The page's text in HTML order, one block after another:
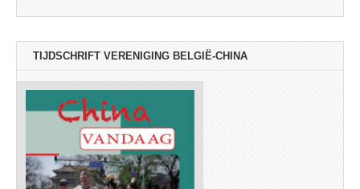
TIJDSCHRIFT VERENIGING BELGIË-CHINA